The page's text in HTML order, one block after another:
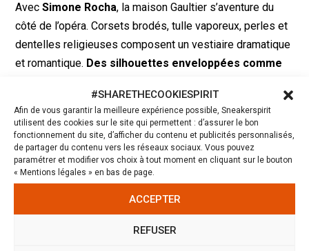
#SHARETHECOOKIESPIRIT
Afin de vous garantir la meilleure expérience possible, Sneakerspirit
utilisent des cookies sur le site qui permettent : d’assurer le bon
fonctionnement du site, d’afficher du contenu et publicités personnalisés,
de partager du contenu vers les réseaux sociaux. Vous pouvez
paramétrer et modifier vos choix à tout moment en cliquant sur le bouton
« Mentions légales » en bas de page.
ACCEPTER
REFUSER
AvecSimone Rocha, la maison Gaultier s’aventure du
côté de l’opéra. Corsets brodés, tulle vaporeux, perles et
dentelles religieuses composent un vestiaire dramatique
et romantique. Des silhouettes enveloppées comme
Une réinterprétation féminine et baroque de l’héritage
Gaultier, portée par la sensibilité gothique de la créatrice
irlandaise.